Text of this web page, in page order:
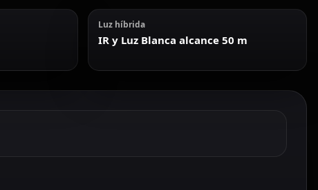
Luz híbrida
IR y Luz Blanca alcance 50 m